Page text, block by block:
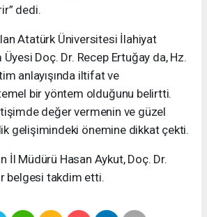
dedi.
Atatürk Üniversitesi İlahiyat
Doç. Dr. Recep Ertuğay da, Hz.
anlayışında iltifat ve
bir yöntem olduğunu belirtti.
değer vermenin ve güzel
gelişimindeki önemine dikkat çekti.
İl Müdürü Hasan Aykut, Doç. Dr.
belgesi takdim etti.